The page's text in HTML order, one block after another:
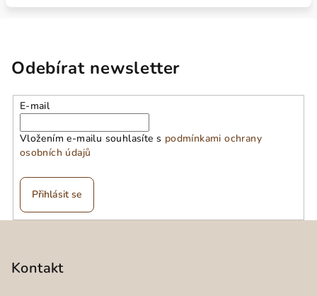
Odebírat newsletter
E-mail
Vložením e-mailu souhlasíte s podmínkami ochrany
osobních údajů
Přihlásit se
Kontakt